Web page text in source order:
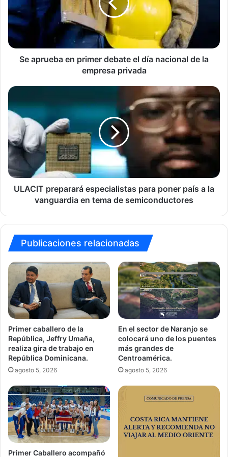
debate
el
día
nacional
de
Se aprueba en primer debate el día nacional de la
empresa privada
ULACIT
especialistas
poner
país
a
la
vanguardia
enULACIT preparará especialistas para poner país a la
vanguardia en tema de semiconductores
Publicaciones relacionadas
Primer caballero de la
República, Jeffry Umaña,
realiza gira de trabajo en
República Dominicana.
agosto 5, 2026
En el sector de Naranjo se
colocará uno de los puentes
más grandes de
Centroamérica.
agosto 5, 2026
Primer Caballero acompañó